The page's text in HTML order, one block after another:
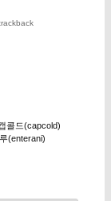
콜드(capcold)
(enterani)